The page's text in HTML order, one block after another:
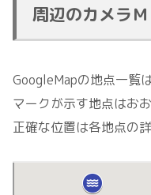
周辺のカメラＭ
GoogleMapの地点一覧
マークが示す地点はお
正確な位置は各地点の